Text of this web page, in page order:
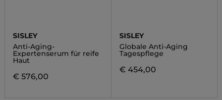
SISLEY
Anti-Aging-
Expertenserum für reife
Haut
€ 576,00
SISLEY
Globale Anti-Aging
Tagespflege
€ 454,00